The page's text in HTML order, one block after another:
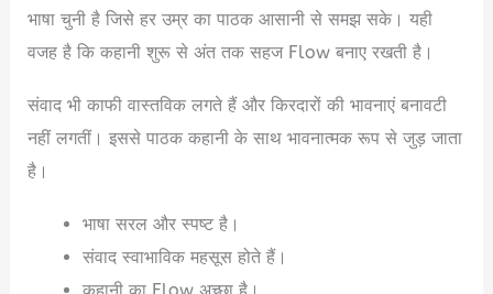
भाषा चुनी है जिसे हर उम्र का पाठक आसानी से समझ सके। यही
वजह है कि कहानी शुरू से अंत तक सहज Flow बनाए रखती है।
संवाद भी काफी वास्तविक लगते हैं और किरदारों की भावनाएं बनावटी
नहीं लगतीं। इससे पाठक कहानी के साथ भावनात्मक रूप से जुड़ जाता
है।
भाषा सरल और स्पष्ट है।
संवाद स्वाभाविक महसूस होते हैं।